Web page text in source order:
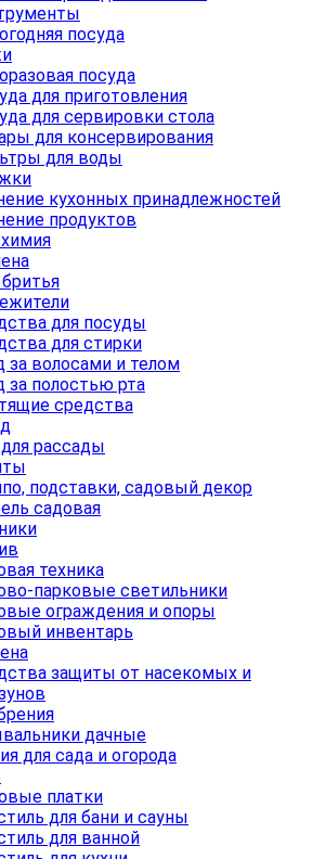
посуда
посуда
для приготовления
для сервировки стола
для консервирования
для воды
кухонных принадлежностей
продуктов
для посуды
для стирки
за волосами и телом
за полостью рта
средства
рассады
подставки, садовый декор
садовая
техника
парковые светильники
ограждения и опоры
инвентарь
защиты от насекомых и
дачные
для сада и огорода
платки
для бани и сауны
для ванной